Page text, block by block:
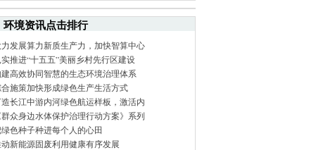
环境资讯点击排行
力发展算力新质生产力，加快智算中心
推进“十五五”美丽乡村先行区建设
高效协同智慧的生态环境治理体系
施策加快形成绿色生产生活方式
长江中游内河绿色航运样板，激活内
群众身边水体保护治理行动方案》系列
色种子种进每个人的心田
新能源固废利用健康有序发展